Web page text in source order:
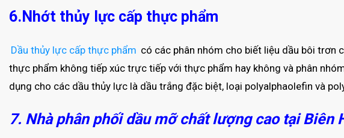
6.Nhớt thủy lực cấp thực phẩm
Dầu thủy lực cấp thực phẩm có các phân nhóm cho biết liệu dầu bôi trơn
thực phẩm không tiếp xúc trực tiếp với thực phẩm hay không và phân
dụng cho các dầu thủy lực là dầu trắng đặc biệt, loại polyalphaolefin và
7. Nhà phân phối dầu mỡ chất lượng cao tại Biên